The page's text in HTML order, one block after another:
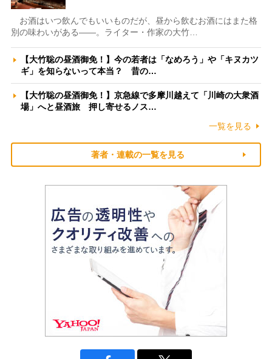
お酒はいつ飲んでもいいものだが、昼から飲むお酒にはまた格
別の味わいがある――。ライター・作家の大竹…
【大竹聡の昼酒御免！】今の若者は「なめろう」や「キヌカツ
ギ」を知らないって本当？ 昔の…
【大竹聡の昼酒御免！】京急線で多摩川越えて「川崎の大衆酒
場」へと昼酒旅 押し寄せるノス…
一覧を見る
著者・連載の一覧を見る